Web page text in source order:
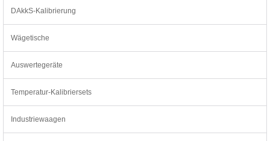
DAkkS-Kalibrierung
Wägetische
Auswertegeräte
Temperatur-Kalibriersets
Industriewaagen